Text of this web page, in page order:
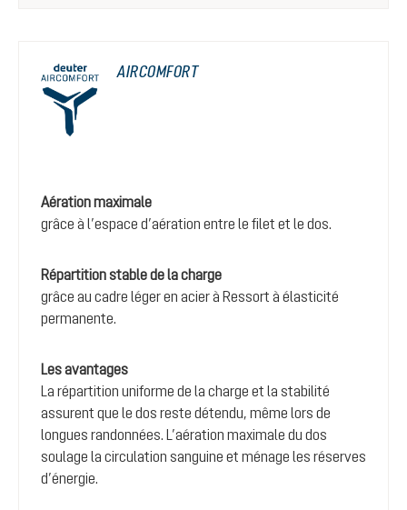
AIRCOMFORT
Aération maximale
grâce à l’espace d’aération entre le filet et le dos.
Répartition stable de la charge
grâce au cadre léger en acier à Ressort à élasticité
permanente.
Les avantages
La répartition uniforme de la charge et la stabilité
assurent que le dos reste détendu, même lors de
longues randonnées. L’aération maximale du dos
soulage la circulation sanguine et ménage les réserves
d’énergie.